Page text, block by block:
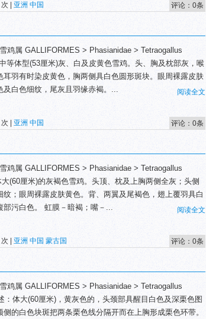
| 亚洲 中国 评论：0条
鸡属 GALLIFORMES > Phasianidae > Tetraogallus
等体型(53厘米)灰、白及皮黄色雪鸡。头、胸及枕部灰，喉
耳羽有时染皮黄色，胸两侧具白色圆形斑块。眼周裸露皮肤
及白色细纹，尾灰且羽缘赤褐。...
阅读全文
| 亚洲 中国 评论：0条
鸡属 GALLIFORMES > Phasianidae > Tetraogallus
(60厘米)的灰褐色雪鸡。头顶、枕及上胸两侧全灰；头侧
纹；眼周裸露皮肤黄色。背、两翼及尾褐色，翅上覆羽具白
部污白色。 虹膜－暗褐；嘴－...
阅读全文
| 亚洲 中国 蒙古国 评论：0条
鸡属 GALLIFORMES > Phasianidae > Tetraogallus
：体大(60厘米)，黄灰色的，头颈部具醒目白色及深栗色图
的白色块斑把两条栗色线分隔开而在上胸形成栗色环带。